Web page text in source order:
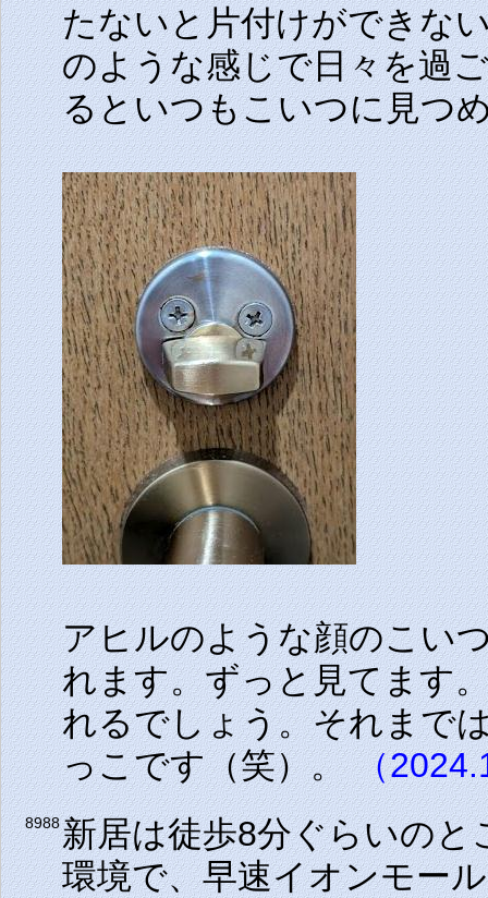
たないと片付けができな
のような感じで日々を過
るといつもこいつに見つ
アヒルのような顔のこい
れます。ずっと見てます
れるでしょう。それまで
っこです（笑）。（
8988新居は徒歩8分ぐらいの
環境で、早速イオンモー